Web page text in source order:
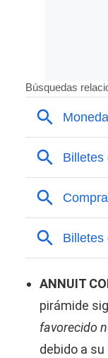
ANNUIT
pirámide
favorecido
debido a